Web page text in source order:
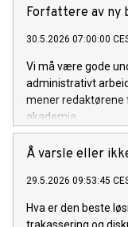
Forfattere av ny
30.5.2026 07:00:00
Vi må være gode
administrativt
mener redaktørene
akademia.
Å varsle eller
29.5.2026 09:53:45
Hva er den beste
trakassering og